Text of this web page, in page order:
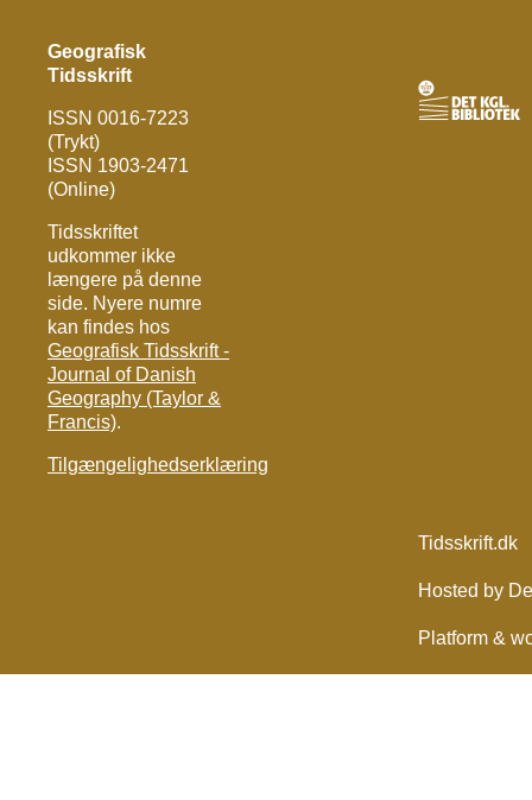
Geografisk
Tidsskrift
ISSN 0016-7223
(Trykt)
ISSN 1903-2471
(Online)
Tidsskriftet
udkommer ikke
længere på denne
side. Nyere numre
kan findes hos
Geografisk Tidsskrift -
Journal of Danish
Geography (Taylor &
Francis).
Tilgængelighedserklæring